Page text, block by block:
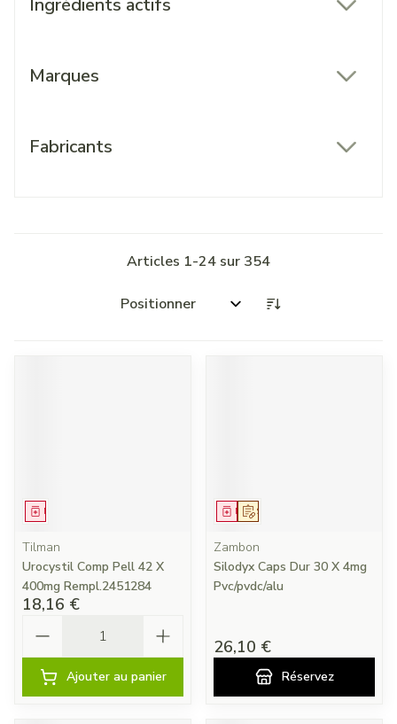
Ingrédients actifs
Marques
Fabricants
Articles 1-24 sur 354
Trier par:
Médicament
Tilman
Urocystil Comp Pell 42 X
400mg Rempl.2451284
18,16 €
Ajouter au panier
Sur prescription
Médicament
Zambon
Silodyx Caps Dur 30 X 4mg
Pvc/pvdc/alu
26,10 €
Réservez